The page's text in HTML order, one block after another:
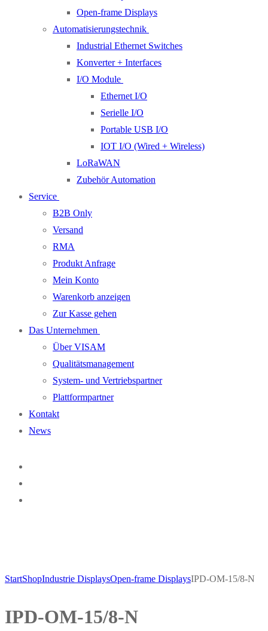
Open-frame Displays
Automatisierungstechnik
Industrial Ethernet Switches
Konverter + Interfaces
I/O Module
Ethernet I/O
Serielle I/O
Portable USB I/O
IOT I/O (Wired + Wireless)
LoRaWAN
Zubehör Automation
Service
B2B Only
Versand
RMA
Produkt Anfrage
Mein Konto
Warenkorb anzeigen
Zur Kasse gehen
Das Unternehmen
Über VISAM
Qualitätsmanagement
System- und Vertriebspartner
Plattformpartner
Kontakt
News
StartShopIndustrie DisplaysOpen-frame DisplaysIPD-OM-15/8-N
IPD-OM-15/8-N